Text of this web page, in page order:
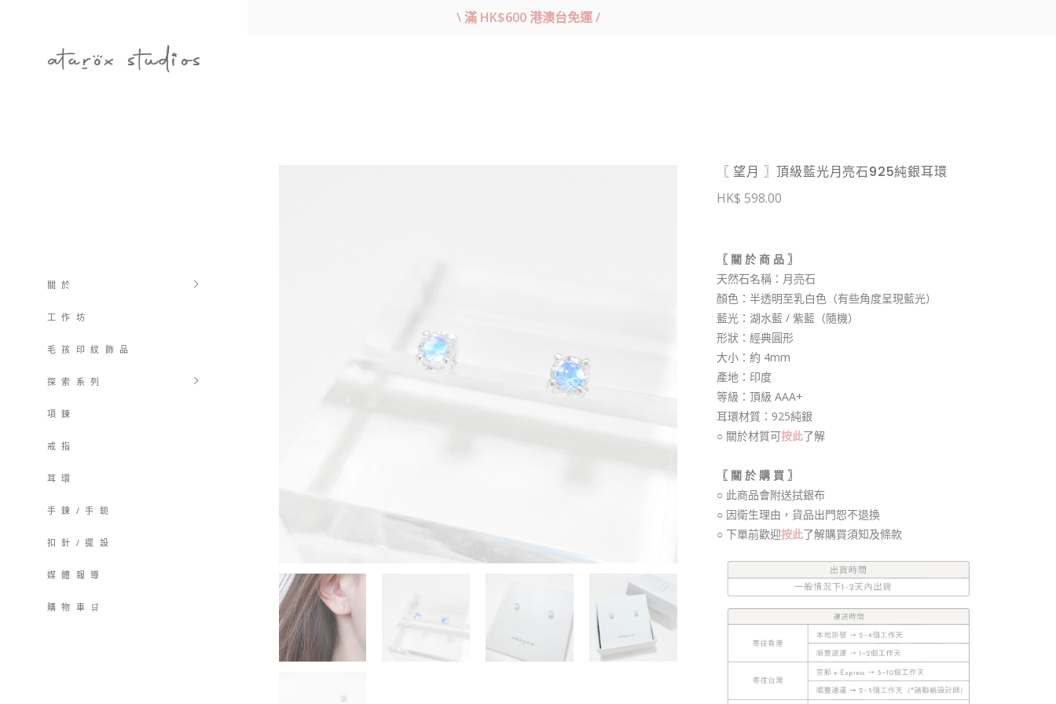
\ 滿 HK$600 港澳台免運 /
關 於
工 作 坊
毛 孩 印 紋 飾 品
探 索 系 列
項 鍊
戒 指
耳 環
手 鍊 / 手 鈪
扣 針 / 擺 設
媒 體 報 導
購 物 車 🛒
〖 望月 〗頂級藍光月亮石925純銀耳環
598.00
〖 關 於 商 品 〗
天然石名稱：月亮石
顏色：半透明至乳白色（有些角度呈現藍光）
藍光：湖水藍 / 紫藍（隨機）
形狀：經典圓形
大小：約 4mm
產地：印度
等級：頂級 AAA+
耳環材質：925純銀
○ 關於材質可按此了解
〖 關 於 購 買 〗
○ 此商品會附送拭銀布
○ 因衛生理由，貨品出門恕不退換
○ 下單前歡迎按此了解購買須知及條款